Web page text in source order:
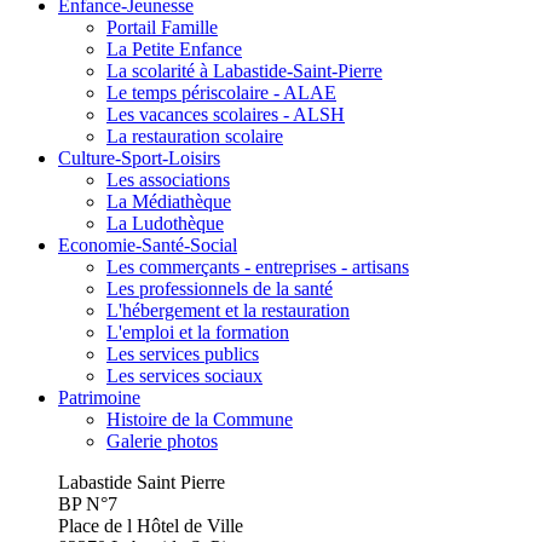
Enfance-Jeunesse
Portail Famille
La Petite Enfance
La scolarité à Labastide-Saint-Pierre
Le temps périscolaire - ALAE
Les vacances scolaires - ALSH
La restauration scolaire
Culture-Sport-Loisirs
Les associations
La Médiathèque
La Ludothèque
Economie-Santé-Social
Les commerçants - entreprises - artisans
Les professionnels de la santé
L'hébergement et la restauration
L'emploi et la formation
Les services publics
Les services sociaux
Patrimoine
Histoire de la Commune
Galerie photos
Labastide Saint Pierre
BP N°7
Place de l Hôtel de Ville